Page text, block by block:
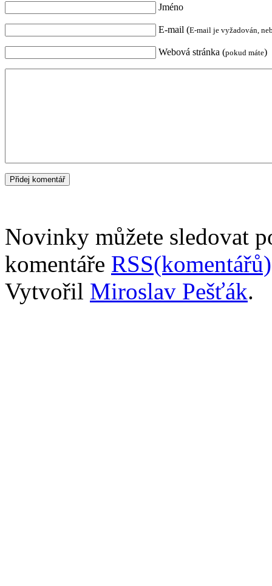
Jméno
E-mail (E-mail je vyžadován,
Webová stránka (pokud máte)
Novinky můžete sledovat
komentáře RSS(komentářů)
Vytvořil Miroslav Pešťák.